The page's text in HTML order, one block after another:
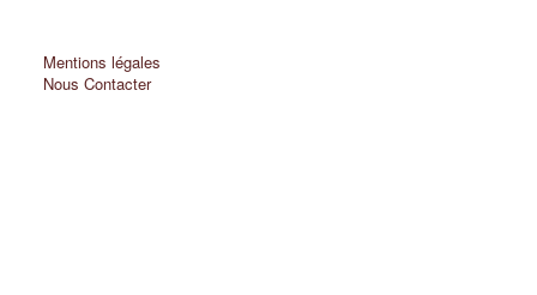
Mentions légales
Nous Contacter